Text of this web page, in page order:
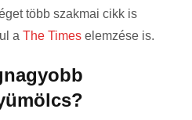
több szakmai cikk is
a The Times elemzése is.